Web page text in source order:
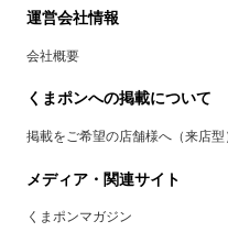
運営会社情報
会社概要
くまポンへの掲載について
掲載をご希望の店舗様へ（来店型
メディア・関連サイト
くまポンマガジン